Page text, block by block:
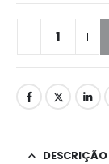
DESCRIÇÃO